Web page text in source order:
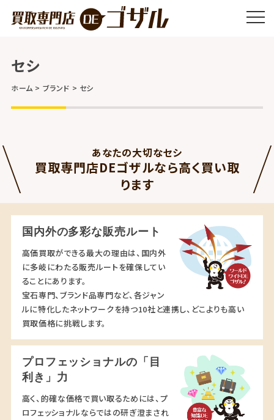
セシ
ホーム ブランド セシ
あなたの大切なセシ
買取専門店DEゴザルなら高く買い取
ります
国内外の多彩な販売ルート
高価買取ができる最大の理由は、国内外
に多岐にわたる販売ルートを確保してい
ることにあります。
宝石専門、ブランド品専門など、各ジャン
ルに特化したネットワークを持つ10社と連携し、どこよりも高い
買取価格に挑戦します。
プロフェッショナルの「目
利き」力
高く、的確な価格で買い取るためには、プ
ロフェッショナルならではの研ぎ澄まされ